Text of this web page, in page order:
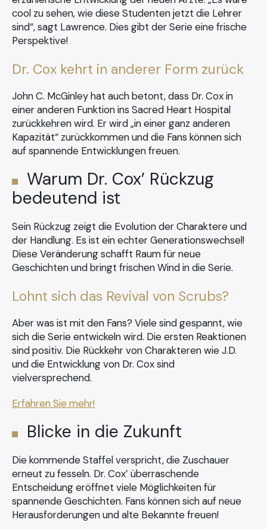
cool zu sehen, wie diese Studenten jetzt die Lehrer
sind“, sagt Lawrence. Dies gibt der Serie eine frische
Perspektive!
Dr. Cox kehrt in anderer Form zurück
John C. McGinley hat auch betont, dass Dr. Cox in
einer anderen Funktion ins Sacred Heart Hospital
zurückkehren wird. Er wird „in einer ganz anderen
Kapazität“ zurückkommen und die Fans können sich
auf spannende Entwicklungen freuen.
Warum Dr. Cox’ Rückzug
bedeutend ist
Sein Rückzug zeigt die Evolution der Charaktere und
der Handlung. Es ist ein echter Generationswechsel!
Diese Veränderung schafft Raum für neue
Geschichten und bringt frischen Wind in die Serie.
Lohnt sich das Revival von Scrubs?
Aber was ist mit den Fans? Viele sind gespannt, wie
sich die Serie entwickeln wird. Die ersten Reaktionen
sind positiv. Die Rückkehr von Charakteren wie J.D.
und die Entwicklung von Dr. Cox sind
vielversprechend.
Erfahren Sie mehr!
Blicke in die Zukunft
Die kommende Staffel verspricht, die Zuschauer
erneut zu fesseln. Dr. Cox’ überraschende
Entscheidung eröffnet viele Möglichkeiten für
spannende Geschichten. Fans können sich auf neue
Herausforderungen und alte Bekannte freuen!
×
Search
for: